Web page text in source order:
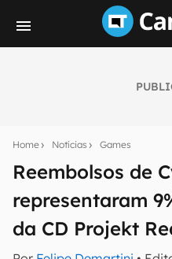
Home Notícias Games
Reembolsos de
representaram
da CD Projekt
notícias e reviews sobre
E-mail